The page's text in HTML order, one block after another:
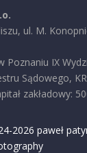
ul. M.
Poznaniu IX
Sądowego,
zakładowy:
2026 paweł